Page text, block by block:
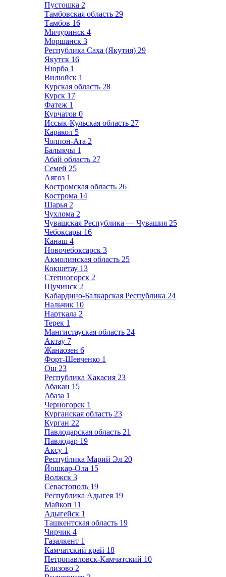
Пустошка 2
Тамбовская область 29
Тамбов 16
Мичуринск 4
Моршанск 3
Республика Саха (Якутия) 29
Якутск 16
Нюрба 1
Вилюйск 1
Курская область 28
Курск 17
Фатеж 1
Курчатов 0
Иссык-Кульская область 27
Каракол 5
Чолпон-Ата 2
Балыкчы 1
Абай область 27
Семей 25
Аягоз 1
Костромская область 26
Кострома 14
Шарья 2
Чухлома 2
Чувашская Республика — Чувашия 25
Чебоксары 16
Канаш 4
Новочебоксарск 3
Акмолинская область 25
Кокшетау 13
Степногорск 2
Щучинск 2
Кабардино-Балкарская Республика 24
Нальчик 10
Нарткала 2
Терек 1
Мангистауская область 24
Актау 7
Жанаозен 6
Форт-Шевченко 1
Ош 23
Республика Хакасия 23
Абакан 15
Абаза 1
Черногорск 1
Курганская область 23
Курган 22
Павлодарская область 21
Павлодар 19
Аксу 1
Республика Марий Эл 20
Йошкар-Ола 15
Волжск 3
Севастополь 19
Республика Адыгея 19
Майкоп 11
Адыгейск 1
Ташкентская область 19
Чирчик 4
Газалкент 1
Камчатский край 18
Петропавловск-Камчатский 10
Елизово 2